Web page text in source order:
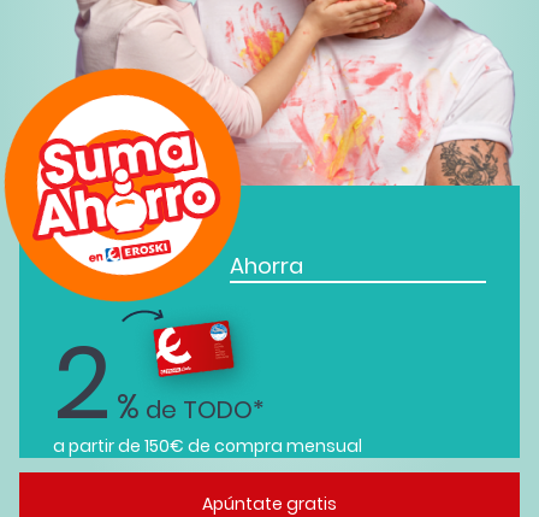
Ahorra
2 % de TODO*
a partir de 150€ de compra mensual
Apúntate gratis